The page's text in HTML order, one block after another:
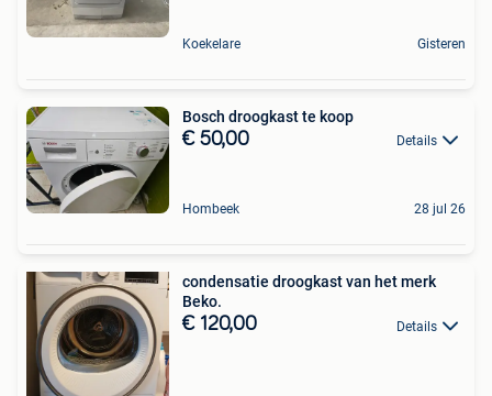
Koekelare Gisteren
Bosch droogkast te koop
€ 50,00 Details
Hombeek 28 jul 26
condensatie droogkast van het merk
Beko.
€ 120,00 Details